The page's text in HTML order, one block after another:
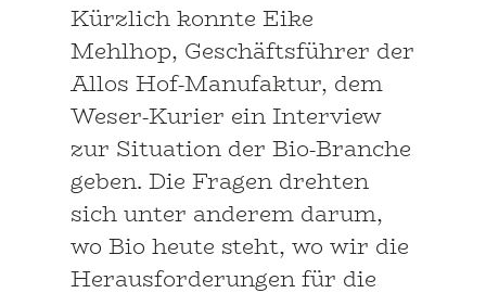
Kürzlich konnte Eike
Mehlhop, Geschäftsführer der
Allos Hof-Manufaktur, dem
Weser-Kurier ein Interview
zur Situation der Bio-Branche
geben. Die Fragen drehten
sich unter anderem darum,
wo Bio heute steht, wo wir die
Herausforderungen für die